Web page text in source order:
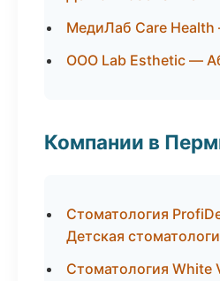
МедиЛаб Care
ООО Lab Esthetic —
Компании в
Стоматология
Детская
Стоматология White